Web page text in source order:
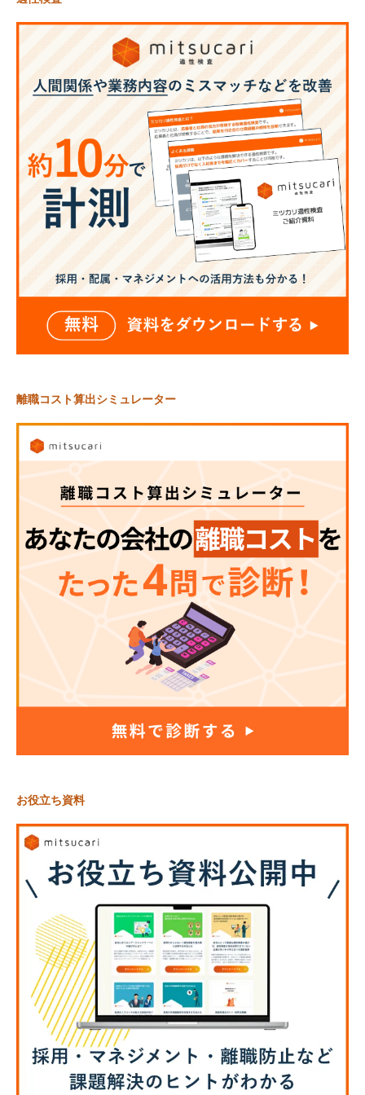
離職コスト算出シミュレーター
お役立ち資料